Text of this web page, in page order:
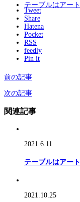
テーブルはアート
Tweet
Share
Hatena
Pocket
RSS
feedly
Pin it
前の記事
次の記事
関連記事
2021.6.11
テーブルはアート
2021.10.25